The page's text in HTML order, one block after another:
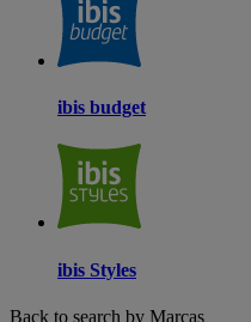
ibis budget
ibis Styles
Back to search by Marcas